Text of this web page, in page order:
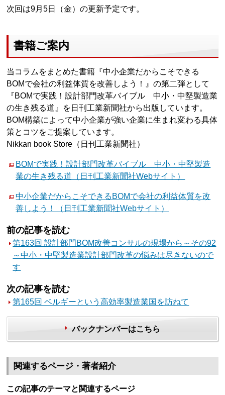
次回は9月5日（金）の更新予定です。
書籍ご案内
当コラムをまとめた書籍『中小企業だからこそできる
BOMで会社の利益体質を改善しよう！』の第二弾として
『BOMで実践！設計部門改革バイブル 中小・中堅製造業
の生き残る道』を日刊工業新聞社から出版しています。
BOM構築によって中小企業が強い企業に生まれ変わる具体
策とコツをご提案しています。
Nikkan book Store（日刊工業新聞社）
BOMで実践！設計部門改革バイブル 中小・中堅製造
業の生き残る道（日刊工業新聞社Webサイト）
中小企業だからこそできるBOMで会社の利益体質を改
善しよう！（日刊工業新聞社Webサイト）
前の記事を読む
第163回 設計部門BOM改善コンサルの現場から～その92
～中小・中堅製造業設計部門改革の悩みは尽きないので
す
次の記事を読む
第165回 ベルギーという高効率製造業国を訪ねて
バックナンバーはこちら
関連するページ・著者紹介
この記事のテーマと関連するページ